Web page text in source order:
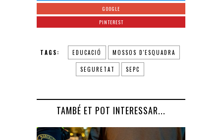
GOOGLE
PINTEREST
TAGS: EDUCACIÓ MOSSOS D'ESQUADRA
SEGURETAT SEPC
TAMBÉ ET POT INTERESSAR...